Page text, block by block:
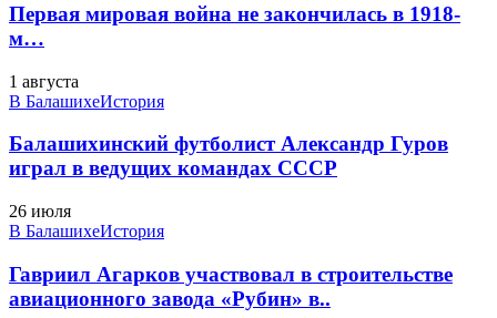
Первая мировая война не закончилась в 1918-
м…
1 августа
В БалашихеИстория
Балашихинский футболист Александр Гуров
играл в ведущих командах СССР
26 июля
В БалашихеИстория
Гавриил Агарков участвовал в строительстве
авиационного завода «Рубин» в..